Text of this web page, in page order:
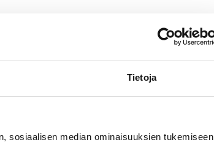
Tietoja
sosiaalisen median ominaisuuksien tukemiseen
ja aineenvaihdunnan lisäämiseksi.